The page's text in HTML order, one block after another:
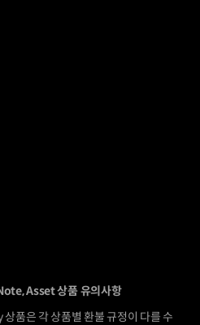
Asset 상품 유의사항
품은 각 상품별 환불 규정이 다를 수